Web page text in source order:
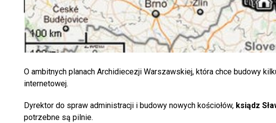
O ambitnych planach Archidiecezji Warszawskiej, która chce budowy
internetowej.
Dyrektor do spraw administracji i budowy nowych kościołów, ksiądz
potrzebne są pilnie.